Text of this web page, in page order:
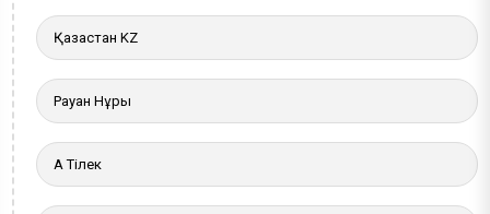
Қазақстан KZ
Рауан Нұры
Ақ Тілек